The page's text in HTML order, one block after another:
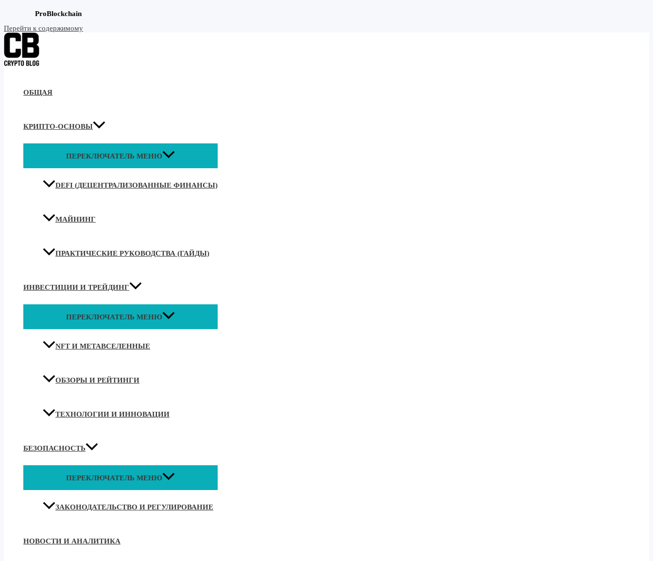
ProBlockchain
Перейти к содержимому
ОБЩАЯ
КРИПТО-ОСНОВЫ
ПЕРЕКЛЮЧАТЕЛЬ МЕНЮ
DEFI (ДЕЦЕНТРАЛИЗОВАННЫЕ ФИНАНСЫ)
МАЙНИНГ
ПРАКТИЧЕСКИЕ РУКОВОДСТВА (ГАЙДЫ)
ИНВЕСТИЦИИ И ТРЕЙДИНГ
ПЕРЕКЛЮЧАТЕЛЬ МЕНЮ
NFT И МЕТАВСЕЛЕННЫЕ
ОБЗОРЫ И РЕЙТИНГИ
ТЕХНОЛОГИИ И ИННОВАЦИИ
БЕЗОПАСНОСТЬ
ПЕРЕКЛЮЧАТЕЛЬ МЕНЮ
ЗАКОНОДАТЕЛЬСТВО И РЕГУЛИРОВАНИЕ
НОВОСТИ И АНАЛИТИКА